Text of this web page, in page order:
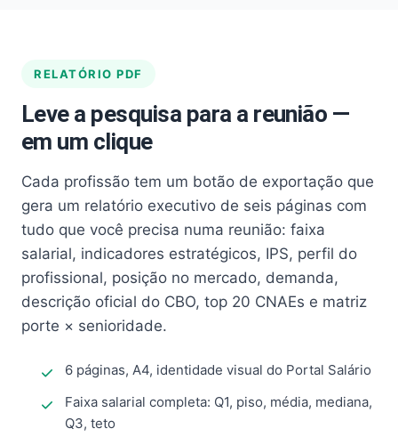
RELATÓRIO PDF
Leve a pesquisa para a reunião —
em um clique
Cada profissão tem um botão de exportação que
gera um relatório executivo de seis páginas com
tudo que você precisa numa reunião: faixa
salarial, indicadores estratégicos, IPS, perfil do
profissional, posição no mercado, demanda,
descrição oficial do CBO, top 20 CNAEs e matriz
porte × senioridade.
6 páginas, A4, identidade visual do Portal Salário
Faixa salarial completa: Q1, piso, média, mediana,
Q3, teto